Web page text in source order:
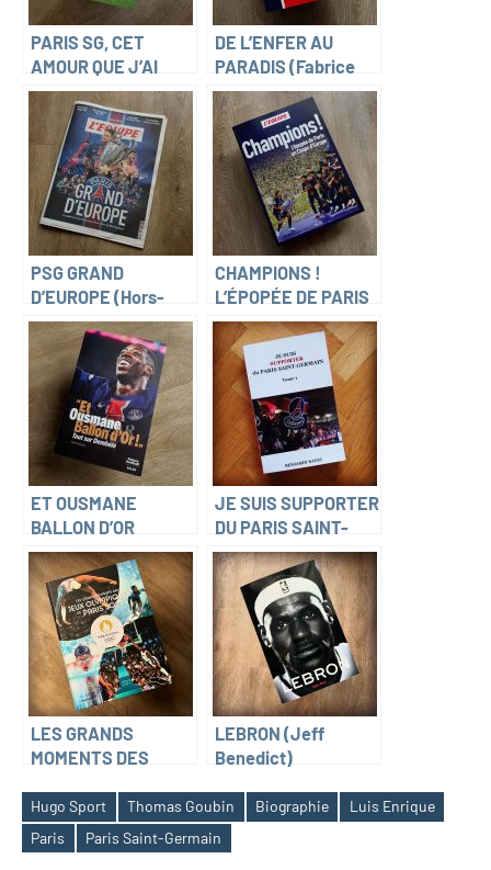
PARIS SG, CET
AMOUR QUE J’AI
POUR TOI (Luis
Fernandez)
DE L’ENFER AU
PARADIS (Fabrice
Hawkins)
PSG GRAND
D’EUROPE (Hors-
série L’Équipe)
CHAMPIONS !
L’ÉPOPÉE DE PARIS
EN COUPE D’EUROPE
ET OUSMANE
BALLON D’OR
(Fabien Baumann)
JE SUIS SUPPORTER
DU PARIS SAINT-
GERMAIN (Benjamin
Navet)
LES GRANDS
MOMENTS DES
DE PARIS 2024
LEBRON (Jeff
Benedict)
Hugo Sport Thomas Goubin Biographie
Luis Enrique
Paris
Paris Saint-Germain